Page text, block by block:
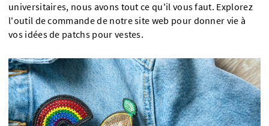
universitaires, nous avons tout ce qu'il vous faut. Explorez
l'outil de commande de notre site web pour donner vie à
vos idées de patchs pour vestes.